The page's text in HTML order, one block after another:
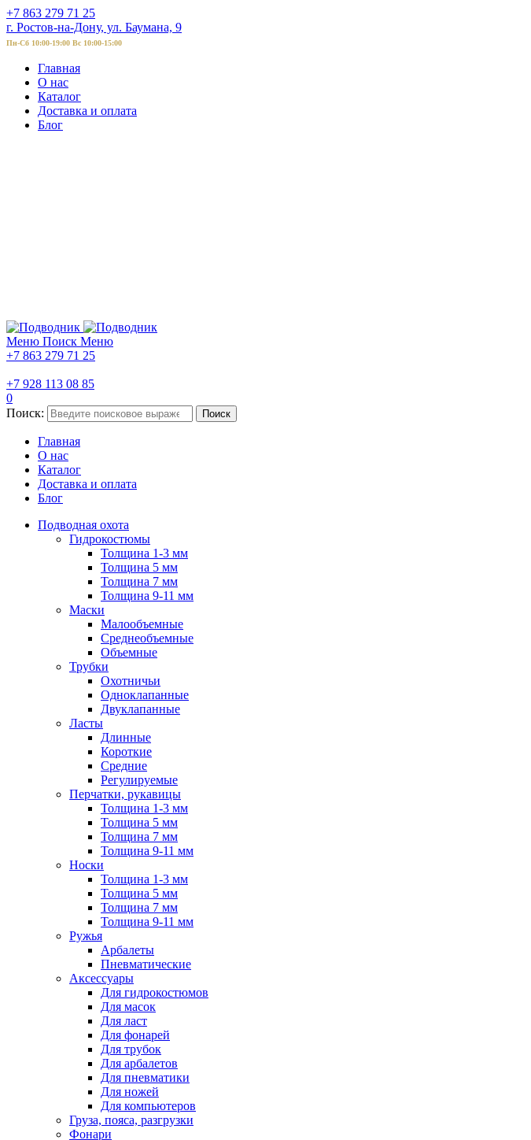
+7 863 279 71 25
г. Ростов-на-Дону, ул. Баумана, 9
Пн-Сб 10:00-19:00 Вс 10:00-15:00
Главная
О нас
Каталог
Доставка и оплата
Блог
Меню Поиск Меню
+7 863 279 71 25
+7 928 113 08 85
0
Поиск:
Поиск
Главная
О нас
Каталог
Доставка и оплата
Блог
Подводная охота
Гидрокостюмы
Толщина 1-3 мм
Толщина 5 мм
Толщина 7 мм
Толщина 9-11 мм
Маски
Малообъемные
Среднеобъемные
Объемные
Трубки
Охотничьи
Одноклапанные
Двуклапанные
Ласты
Длинные
Короткие
Средние
Регулируемые
Перчатки, рукавицы
Толщина 1-3 мм
Толщина 5 мм
Толщина 7 мм
Толщина 9-11 мм
Носки
Толщина 1-3 мм
Толщина 5 мм
Толщина 7 мм
Толщина 9-11 мм
Ружья
Арбалеты
Пневматические
Аксессуары
Для гидрокостюмов
Для масок
Для ласт
Для фонарей
Для трубок
Для арбалетов
Для пневматики
Для ножей
Для компьютеров
Груза, пояса, разгрузки
Фонари